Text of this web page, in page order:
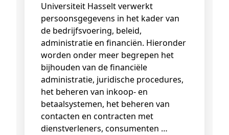
Universiteit Hasselt verwerkt
persoonsgegevens in het kader van
de bedrijfsvoering, beleid,
administratie en financiën. Hieronder
worden onder meer begrepen het
bijhouden van de financiële
administratie, juridische procedures,
het beheren van inkoop- en
betaalsystemen, het beheren van
contacten en contracten met
dienstverleners, consumenten …